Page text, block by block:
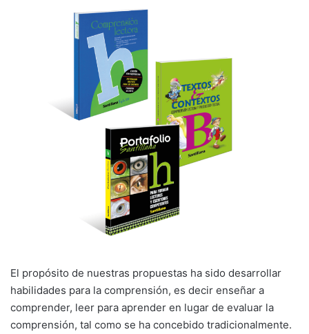
El propósito de nuestras propuestas ha sido desarrollar
habilidades para la comprensión, es decir enseñar a
comprender, leer para aprender en lugar de evaluar la
comprensión, tal como se ha concebido tradicionalmente.